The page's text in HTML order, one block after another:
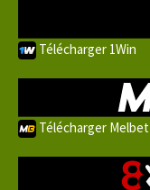
Télécharger 1Win
Télécharger Melbet